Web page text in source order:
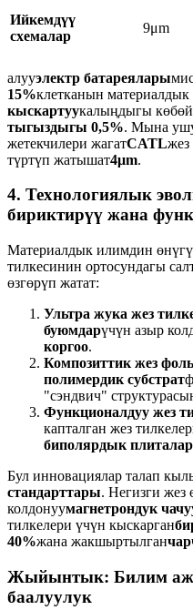
Ийкемдүү
схемалар
9μm
алууэлектр батареялары
15%клетканын
кыскартуукалыңдыгы
тыгыздыгы 0,5%. Мына
жетекчилери жагатCATL
түртүп жатышат4μm.
4. Технологиялык
бириктирүү жана
Материалдык илимдин
тилкесинин ортосундагы
өзгөрүп жатат:
Ультра жука жез
буюмдарүчүн азыр
коргоо.
Композиттик жез
полимердик субстрат
"сэндвич"
Функционалдуу жез
капталган жез
биполярдык
Бул инновациялар талап
стандарттары. Негизги жез
колдонуумагнетрондук
тилкелери үчүн кыскарган
40%жана жакшыртылган
Жыйынтык: Билим
баалуулук